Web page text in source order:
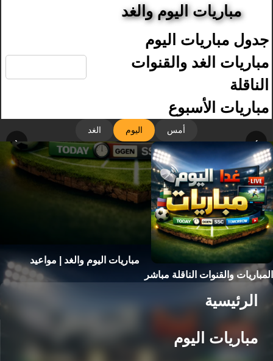
مباريات اليوم والغد
جدول مباريات اليوم
مباريات الغد والقنوات
الناقلة
مباريات الأسبوع
أمس اليوم الغد
‹ ›
مباريات اليوم والغد | مواعيد
المباريات والقنوات الناقلة مباشر
الرئيسية
مباريات اليوم